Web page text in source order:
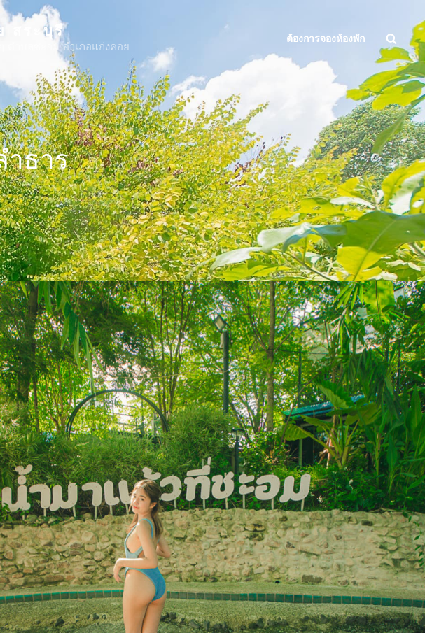
สระบุรี
ตำบลชะอม อำเภอแก่งคอย
ต้องการจองห้องพัก
ำธาร